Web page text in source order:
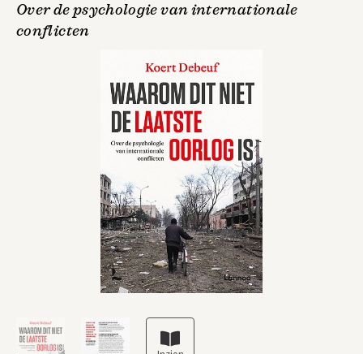
Over de psychologie van internationale
conflicten